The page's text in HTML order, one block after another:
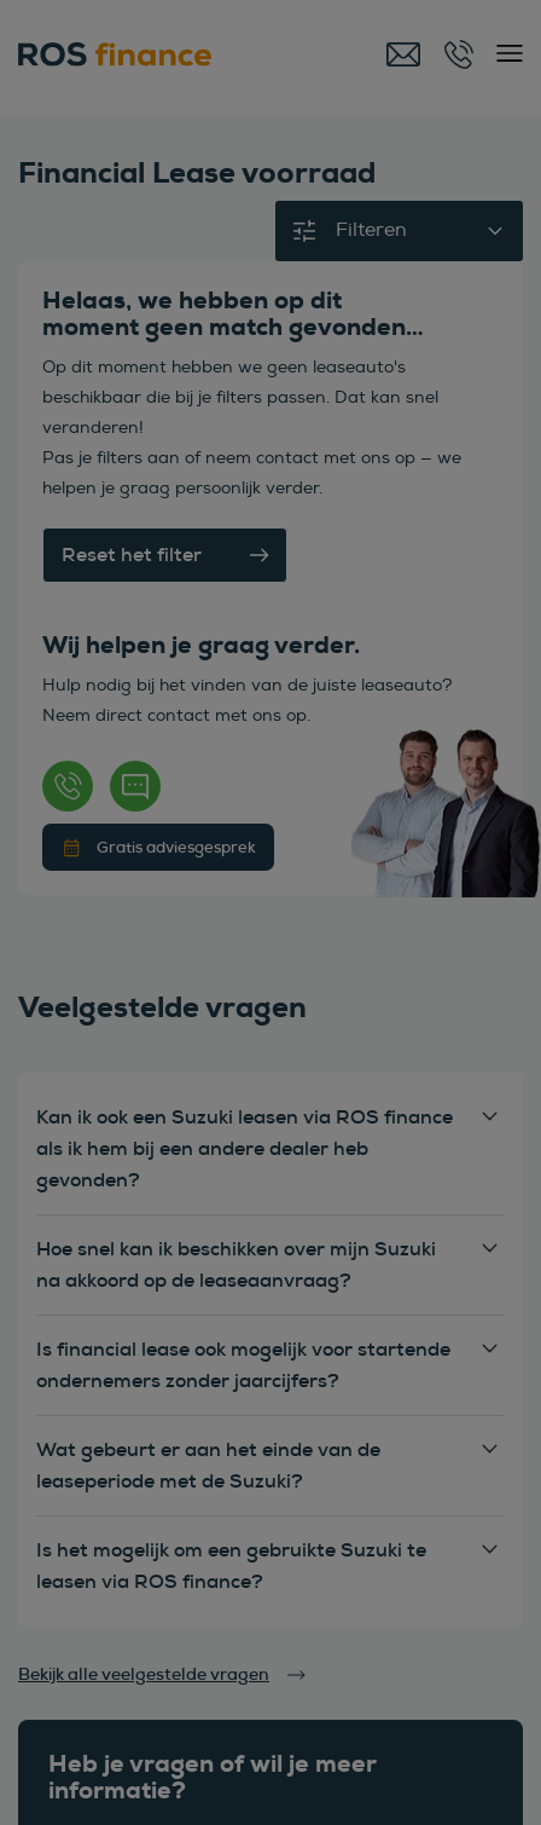
Financial Lease voorraad
Filteren
Helaas, we hebben op dit
moment geen match gevonden…
Op dit moment hebben we geen leaseauto's
beschikbaar die bij je filters passen. Dat kan snel
veranderen!
Pas je filters aan of neem contact met ons op — we
helpen je graag persoonlijk verder.
Reset het filter
Wij helpen je graag verder.
Hulp nodig bij het vinden van de juiste leaseauto?
Neem direct contact met ons op.
Gratis adviesgesprek
Heb je vragen of wil je meer
informatie?
Veelgestelde vragen
Kan ik ook een Suzuki leasen via ROS finance
als ik hem bij een andere dealer heb
gevonden?
Hoe snel kan ik beschikken over mijn Suzuki
na akkoord op de leaseaanvraag?
Is financial lease ook mogelijk voor startende
ondernemers zonder jaarcijfers?
Wat gebeurt er aan het einde van de
leaseperiode met de Suzuki?
Is het mogelijk om een gebruikte Suzuki te
leasen via ROS finance?
Bekijk alle veelgestelde vragen